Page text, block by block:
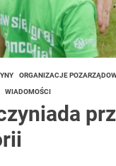
ORGANIZACJE
WIADOMOŚCI